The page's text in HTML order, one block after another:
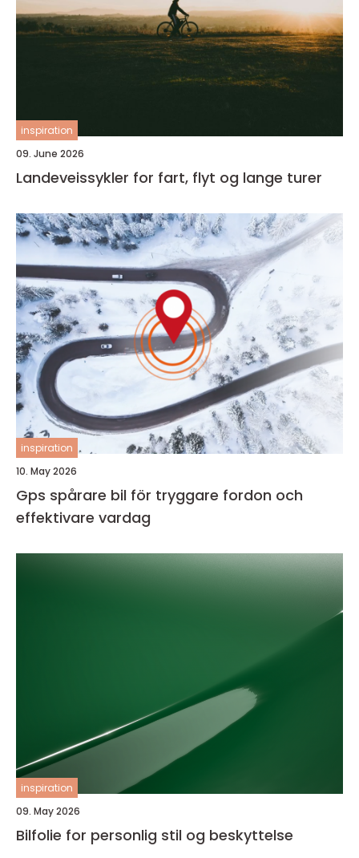
inspiration
09. June 2026
Landeveissykler for fart, flyt og lange turer
inspiration
10. May 2026
Gps spårare bil för tryggare fordon och
effektivare vardag
inspiration
09. May 2026
Bilfolie for personlig stil og beskyttelse